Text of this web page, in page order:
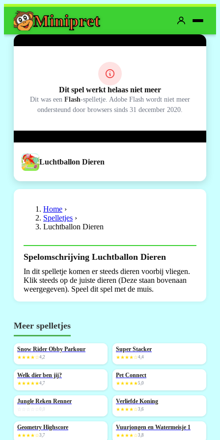
Minipret
Dit spel werkt helaas niet meer
Dit was een Flash-spelletje. Adobe Flash wordt niet meer
ondersteund door browsers sinds 31 december 2020.
Luchtballon Dieren
Home ›
Spelletjes ›
Luchtballon Dieren
Spelomschrijving Luchtballon Dieren
In dit spelletje komen er steeds dieren voorbij vliegen.
Klik steeds op de juiste dieren (Deze staan bovenaan
weergegeven). Speel dit spel met de muis.
Meer spelletjes
NIEUW
Snow Rider Obby Parkour
★★★★☆4,2
NIEUW
Super Stacker
★★★★☆4,4
NIEUW
Welk dier ben jij?
★★★★★4,7
NIEUW
Pet Connect
★★★★★5,0
NIEUW
Jungle Reken Renner
0,0
Verliefde Koning
★★★★☆3,6
NIEUW
Geometry Highscore
★★★★☆3,7
Vuurjongen en Watermeisje 1
★★★★☆3,8